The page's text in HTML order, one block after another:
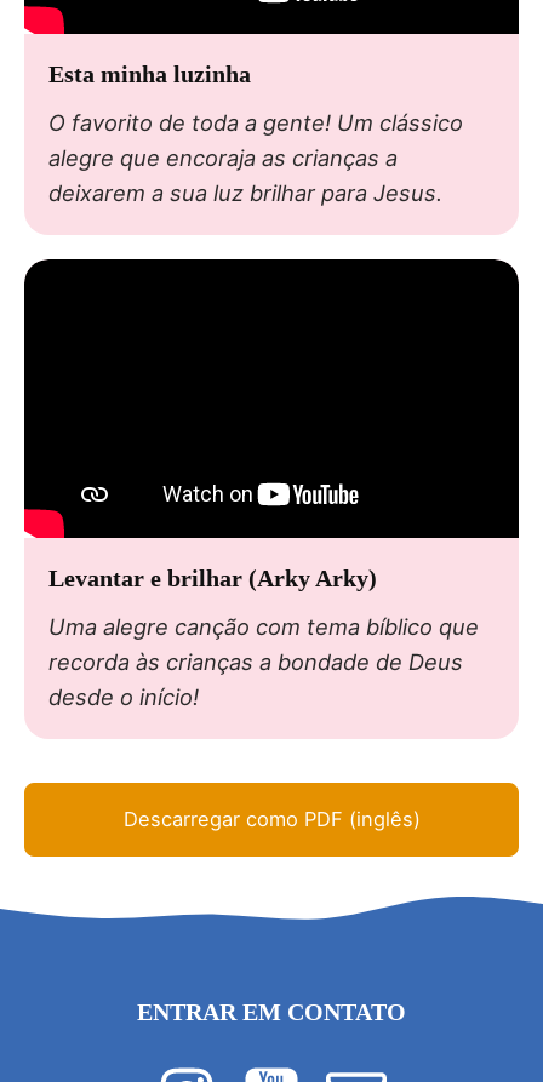
Esta minha luzinha
O favorito de toda a gente! Um clássico
alegre que encoraja as crianças a
deixarem a sua luz brilhar para Jesus.
Levantar e brilhar (Arky Arky)
Uma alegre canção com tema bíblico que
recorda às crianças a bondade de Deus
desde o início!
Descarregar como PDF (inglês)
ENTRAR EM CONTATO